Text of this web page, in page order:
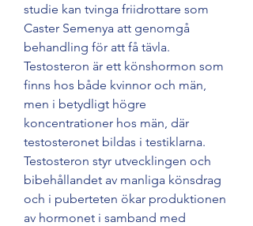
studie kan tvinga friidrottare som
Caster Semenya att genomgå
behandling för att få tävla.
Testosteron är ett könshormon som
finns hos både kvinnor och män,
men i betydligt högre
koncentrationer hos män, där
testosteronet bildas i testiklarna.
Testosteron styr utvecklingen och
bibehållandet av manliga könsdrag
och i puberteten ökar produktionen
av hormonet i samband med